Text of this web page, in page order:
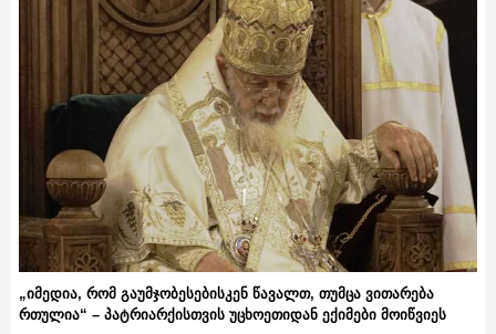
„იმედია, რომ გაუმჯობესებისკენ წავალთ, თუმცა ვითარება
რთულია“ – პატრიარქისთვის უცხოეთიდან ექიმები მოიწვიეს